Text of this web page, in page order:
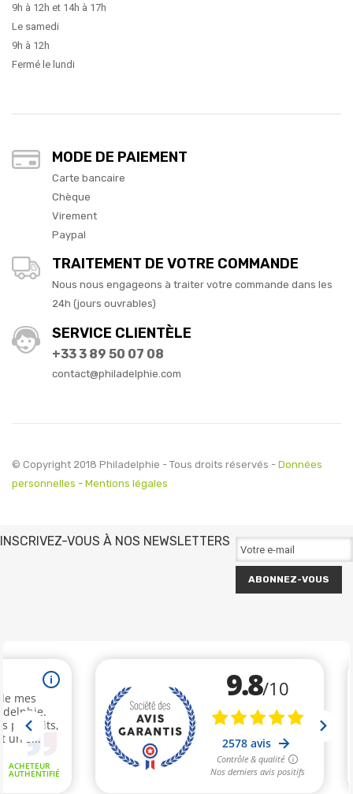
9h à 12h et 14h à 17h
Le samedi
9h à 12h
Fermé le lundi
MODE DE PAIEMENT
Carte bancaire
Chèque
Virement
Paypal
TRAITEMENT DE VOTRE COMMANDE
Nous nous engageons à traiter votre commande dans les
24h (jours ouvrables)
SERVICE CLIENTÈLE
+33 3 89 50 07 08
contact@philadelphie.com
© Copyright 2018 Philadelphie - Tous droits réservés - Données
personnelles - Mentions légales
INSCRIVEZ-VOUS À NOS NEWSLETTERS
ABONNEZ-VOUS